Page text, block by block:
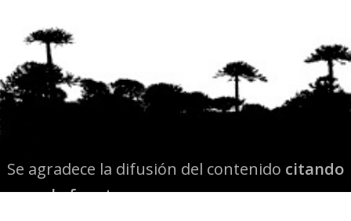
Se agradece la difusión del contenido citando
la fuente www.mapuexpress.org